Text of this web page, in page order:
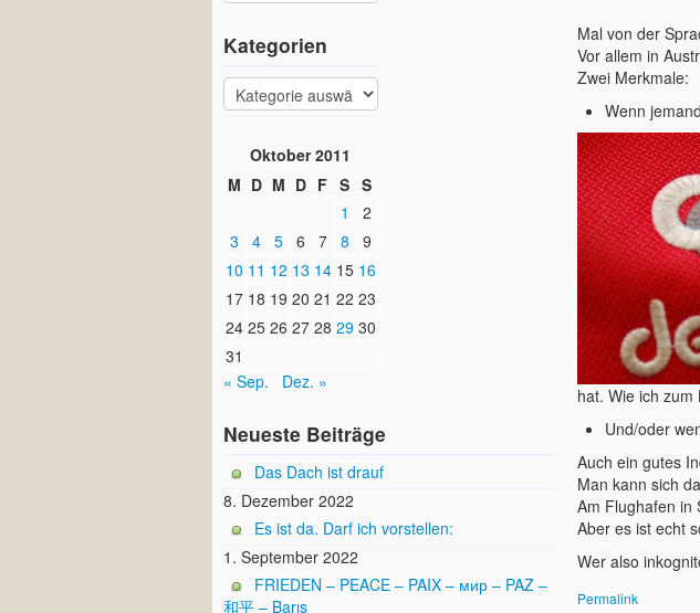
Mal von der
Vor allem in
Zwei Merkmale:
Wenn
hat. Wie ich zum
Und/oder
Auch ein gutes
Man kann sich
Am Flughafen in
Aber es ist echt
Wer also
Permalink
Kategorien
Oktober 2011
M D M D F S S
1
2
3
4 5 6 7 8
9
10 11 12 13 14 15 16
17 18 19 20 21 22 23
24 25 26 27 28 29 30
31
« Sep.
Dez. »
Neueste Beiträge
Das Dach ist drauf
8. Dezember 2022
Es ist da. Darf ich vorstellen:
1. September 2022
FRIEDEN – PEACE – PAIX – мир – PAZ –
和平 – Barış